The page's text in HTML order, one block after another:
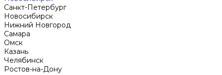
Санкт-Петербург
Новосибирск
Нижний Новгород
Cамара
Омск
Казань
Челябинск
Ростов-на-Дону